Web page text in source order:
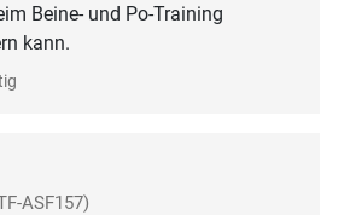
Beine- und Po-Training
kann.
ASF157)